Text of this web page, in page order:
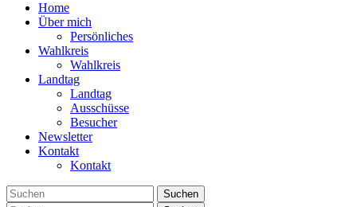
Home
Über mich
Persönliches
Wahlkreis
Wahlkreis
Landtag
Landtag
Ausschüsse
Besucher
Newsletter
Kontakt
Kontakt
Suchen